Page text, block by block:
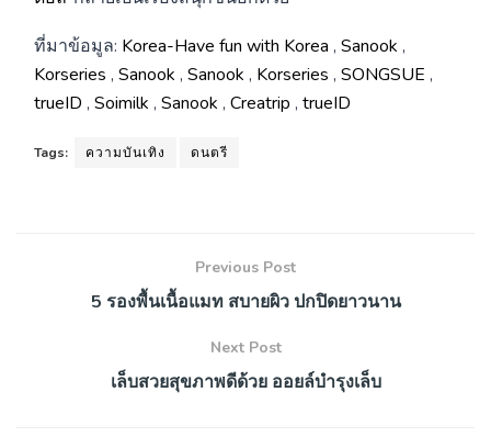
ที่มาข้อมูล: Korea-Have fun with Korea , Sanook ,
Korseries , Sanook , Sanook , Korseries , SONGSUE ,
trueID , Soimilk , Sanook , Creatrip , trueID
Tags: ความบันเทิง ดนตรี
Previous Post
5 รองพื้นเนื้อแมท สบายผิว ปกปิดยาวนาน
Next Post
เล็บสวยสุขภาพดีด้วย ออยล์บำรุงเล็บ